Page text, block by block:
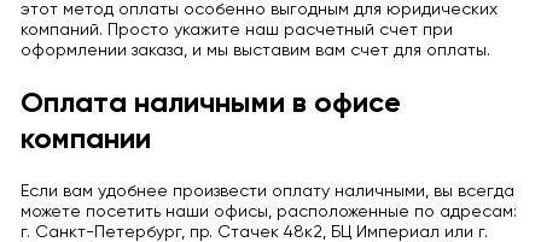
этот метод оплаты особенно выгодным для юридических
компаний. Просто укажите наш расчетный счет при
оформлении заказа, и мы выставим вам счет для оплаты.
Оплата наличными в офисе
компании
Если вам удобнее произвести оплату наличными, вы всегда
можете посетить наши офисы, расположенные по адресам:
г. Санкт-Петербург, пр. Стачек 48к2, БЦ Империал или г.